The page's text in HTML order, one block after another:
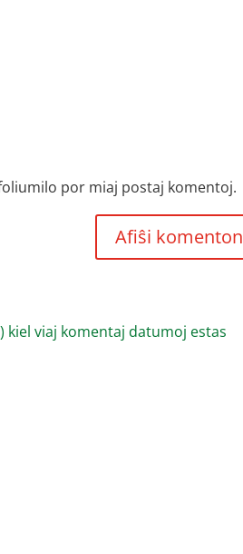
por miaj postaj komentoj.
kiel viaj komentaj datumoj estas